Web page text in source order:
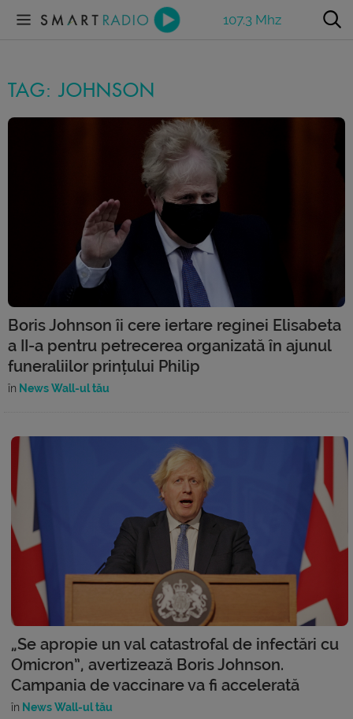
107.3 Mhz
TAG: JOHNSON
Boris Johnson îi cere iertare reginei Elisabeta
a II-a pentru petrecerea organizată în ajunul
funeraliilor prințului Philip
în News Wall-ul tău
„Se apropie un val catastrofal de infectări cu
Omicron”, avertizează Boris Johnson.
Campania de vaccinare va fi accelerată
în News Wall-ul tău